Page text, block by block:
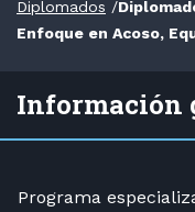
Diplomados /
Enfoque en Acoso,
Información
Programa